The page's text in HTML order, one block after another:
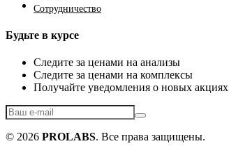
Сотрудничество
Будьте в курсе
Следите за ценами на анализы
Следите за ценами на комплексы
Получайте уведомления о новых акциях
© 2026 PROLABS. Все права защищены.